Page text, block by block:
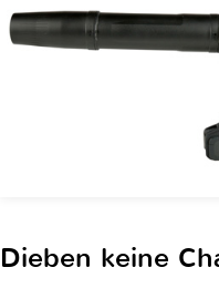
Dieben keine